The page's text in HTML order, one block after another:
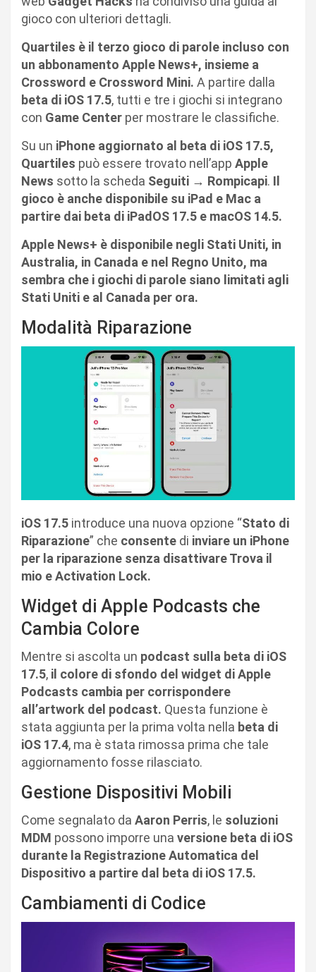
gioco con ulteriori dettagli.
Quartiles è il terzo gioco di parole incluso con
un abbonamento Apple News+, insieme a
Crossword e Crossword Mini. A partire dalla
beta di iOS 17.5, tutti e tre i giochi si integrano
con Game Center per mostrare le classifiche.
Su un iPhone aggiornato al beta di iOS 17.5,
Quartiles può essere trovato nell’app Apple
News sotto la scheda Seguiti → Rompicapi. Il
gioco è anche disponibile su iPad e Mac a
partire dai beta di iPadOS 17.5 e macOS 14.5.
Apple News+ è disponibile negli Stati Uniti, in
Australia, in Canada e nel Regno Unito, ma
sembra che i giochi di parole siano limitati agli
Stati Uniti e al Canada per ora.
Modalità Riparazione
iOS 17.5 introduce una nuova opzione “Stato di
Riparazione” che consente di inviare un iPhone
per la riparazione senza disattivare Trova il
mio e Activation Lock.
Widget di Apple Podcasts che
Cambia Colore
Mentre si ascolta un podcast sulla beta di iOS
17.5, il colore di sfondo del widget di Apple
Podcasts cambia per corrispondere
all’artwork del podcast. Questa funzione è
stata aggiunta per la prima volta nella beta di
iOS 17.4, ma è stata rimossa prima che tale
aggiornamento fosse rilasciato.
Gestione Dispositivi Mobili
Come segnalato da Aaron Perris, le soluzioni
MDM possono imporre una versione beta di iOS
durante la Registrazione Automatica del
Dispositivo a partire dal beta di iOS 17.5.
Cambiamenti di Codice